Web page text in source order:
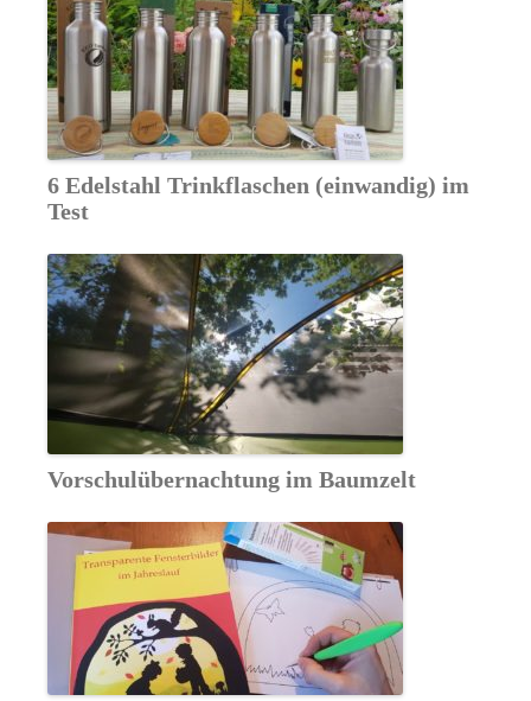
6 Edelstahl Trinkflaschen (einwandig) im
Test
Vorschulübernachtung im Baumzelt